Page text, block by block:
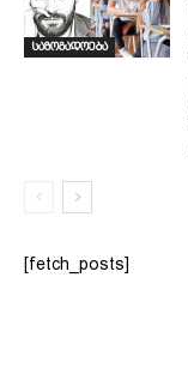
საზოგადოება
[fetch_posts]